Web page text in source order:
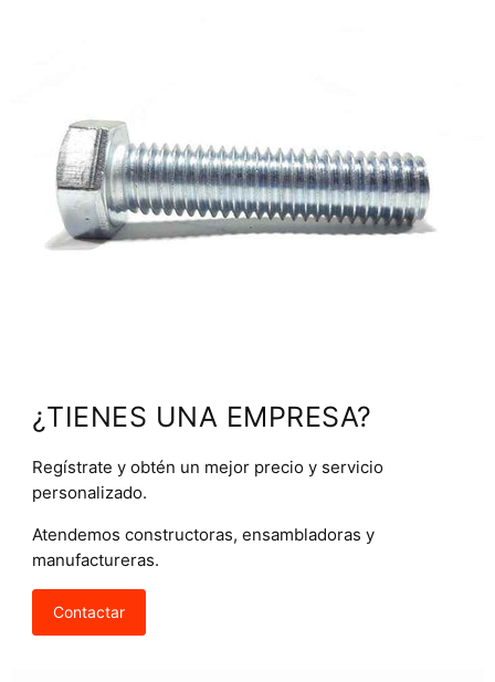
¿TIENES UNA EMPRESA?
Regístrate y obtén un mejor precio y servicio
personalizado.
Atendemos constructoras, ensambladoras y
manufactureras.
Contactar